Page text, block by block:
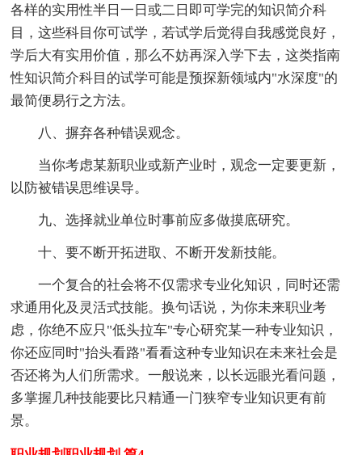
各样的实用性半日一日或二日即可学完的知识简介科
目，这些科目你可试学，若试学后觉得自我感觉良好，
学后大有实用价值，那么不妨再深入学下去，这类指南
性知识简介科目的试学可能是预探新领域内"水深度"的
最简便易行之方法。
八、摒弃各种错误观念。
当你考虑某新职业或新产业时，观念一定要更新，
以防被错误思维误导。
九、选择就业单位时事前应多做摸底研究。
十、要不断开拓进取、不断开发新技能。
一个复合的社会将不仅需求专业化知识，同时还需
求通用化及灵活式技能。换句话说，为你未来职业考
虑，你绝不应只"低头拉车"专心研究某一种专业知识，
你还应同时"抬头看路"看看这种专业知识在未来社会是
否还将为人们所需求。一般说来，以长远眼光看问题，
多掌握几种技能要比只精通一门狭窄专业知识更有前
景。